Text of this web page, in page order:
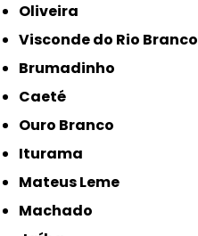
Oliveira
Visconde do Rio Branco
Brumadinho
Caeté
Ouro Branco
Iturama
Mateus Leme
Machado